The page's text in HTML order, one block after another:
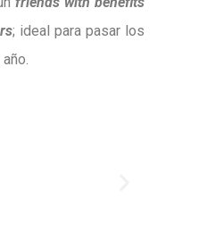
; ideal para pasar los